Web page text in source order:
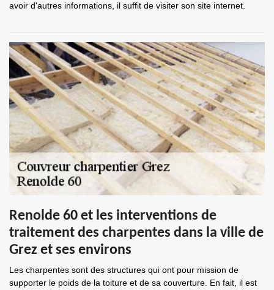
avoir d'autres informations, il suffit de visiter son site internet.
Renolde 60 et les interventions de
traitement des charpentes dans la ville de
Grez et ses environs
Les charpentes sont des structures qui ont pour mission de
supporter le poids de la toiture et de sa couverture. En fait, il est